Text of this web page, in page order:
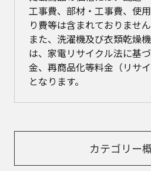
工事費、部材・工事費、使
り費等は含まれておりません
また、洗濯機及び衣類乾燥
は、家電リサイクル法に基
金、再商品化等料金（リサ
となります。
カテゴリー